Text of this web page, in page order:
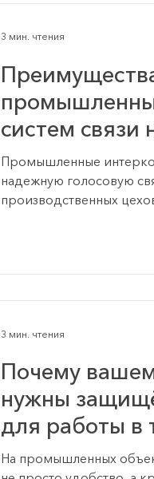
систем связи
Промышленные
надежную голосовую
производственных
безопасности и
3 мин. чтения
Почему
нужны
для работы в
условиях
На промышленных
3 мин. чтения